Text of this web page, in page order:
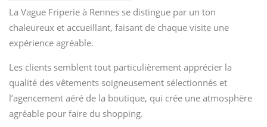
La Vague Friperie à Rennes se distingue par un ton
chaleureux et accueillant, faisant de chaque visite une
expérience agréable.
Les clients semblent tout particulièrement apprécier la
qualité des vêtements soigneusement sélectionnés et
l’agencement aéré de la boutique, qui crée une atmosphère
agréable pour faire du shopping.